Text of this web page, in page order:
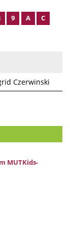
9 A
C
Czerwinski
MUTKids-